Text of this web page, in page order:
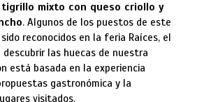
mixto con queso criollo y
. Algunos de los puestos de este
reconocidos en la feria Raíces, el
las huecas de nuestra
está basada en la experiencia
gastronómica y la
visitados.